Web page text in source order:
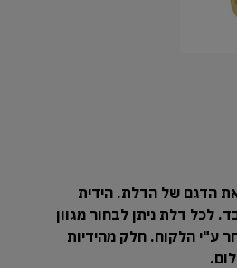
הדגם של הדלת. הידית
לכל דלת ניתן לבחור מגוון
ע"י הלקוח. חלק מהידיות